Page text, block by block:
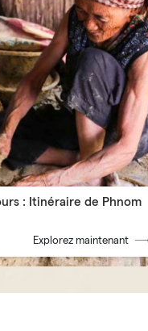
: Itinéraire de Phnom
Explorez maintenant